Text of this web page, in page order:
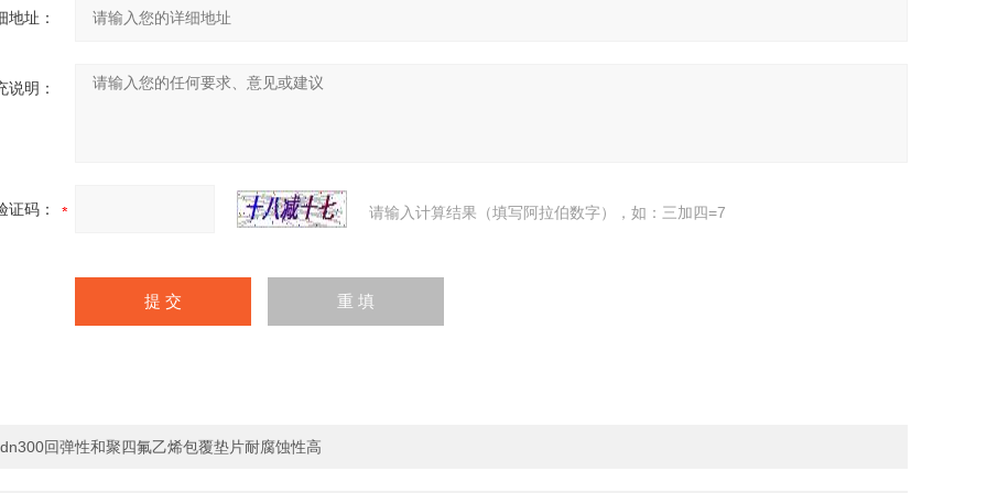
地址：
说明：
证码： 请输入计算结果（填写阿拉伯数字），如：三加四=7
dn300回弹性和聚四氟乙烯包覆垫片耐腐蚀性高